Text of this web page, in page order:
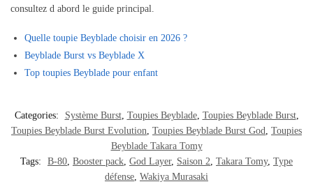
consultez d abord le guide principal.
Quelle toupie Beyblade choisir en 2026 ?
Beyblade Burst vs Beyblade X
Top toupies Beyblade pour enfant
Categories: Système Burst, Toupies Beyblade, Toupies Beyblade Burst,
Toupies Beyblade Burst Evolution, Toupies Beyblade Burst God, Toupies
Beyblade Takara Tomy
Tags:
B-80, Booster pack, God Layer, Saison 2, Takara Tomy, Type
défense, Wakiya Murasaki